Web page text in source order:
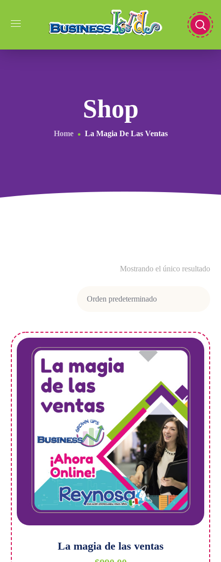
Shop
Home La Magia De Las Ventas
Mostrando el único resultado
La magia de las ventas